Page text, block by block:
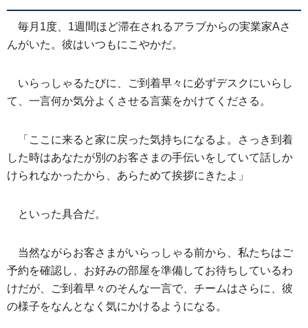
毎月1度、1週間ほど滞在されるアラブからの実業家Aさ
んがいた。彼はいつもにこやかだ。
いらっしゃるたびに、ご到着早々に必ずデスクにいらし
て、一言何か気分よくさせる言葉をかけてくださる。
「ここに来ると家に戻った気持ちになるよ。さっき到着
した時はあなたが別のお客さまの手伝いをしていて話しか
けられなかったから、あらためて挨拶にきたよ」
といった具合だ。
当然ながらお客さまがいらっしゃる前から、私たちはご
予約を確認し、お好みの部屋を準備してお待ちしているわ
けだが、ご到着早々のそんな一言で、チームはさらに、彼
の様子をなんとなく気にかけるようになる。